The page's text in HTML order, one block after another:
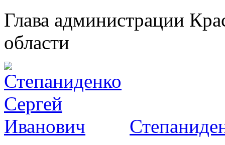
Глава администрации
области